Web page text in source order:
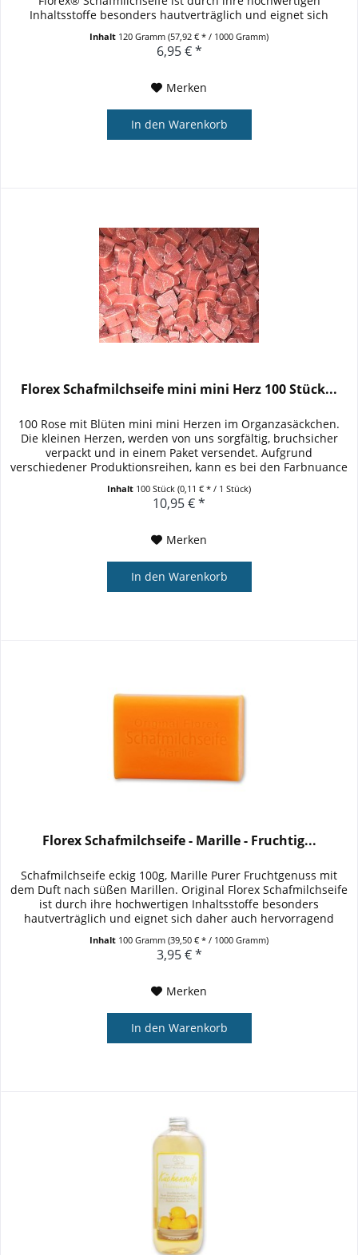
Inhaltsstoffe besonders hautverträglich und eignet sich
Inhalt 120 Gramm(57,92 € * / 1000 Gramm)
6,95 € *
Merken
In den Warenkorb
Florex Schafmilchseife mini mini Herz 100 Stück...
100 Rose mit Blüten mini mini Herzen im Organzasäckchen.
Die kleinen Herzen, werden von uns sorgfältig, bruchsicher
verpackt und in einem Paket versendet. Aufgrund
verschiedener Produktionsreihen, kann es bei den Farbnuance
Inhalt 100 Stück(0,11 € * / 1 Stück)
10,95 € *
Merken
In den Warenkorb
Florex Schafmilchseife - Marille - Fruchtig...
Schafmilchseife eckig 100g, Marille Purer Fruchtgenuss mit
dem Duft nach süßen Marillen. Original Florex Schafmilchseife
ist durch ihre hochwertigen Inhaltsstoffe besonders
hautverträglich und eignet sich daher auch hervorragend
Inhalt 100 Gramm(39,50 € * / 1000 Gramm)
3,95 € *
Merken
In den Warenkorb